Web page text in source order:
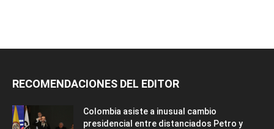
RECOMENDACIONES DEL EDITOR
Colombia asiste a inusual cambio
presidencial entre distanciados Petro y